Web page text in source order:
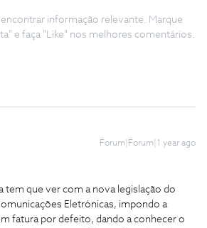
informação relevante. Marque
e faça "Like" nos melhores comentários.
Forum|Forum|1 year ago
tem que ver com a nova legislação do
Eletrónicas, impondo a
fatura por defeito, dando a conhecer o